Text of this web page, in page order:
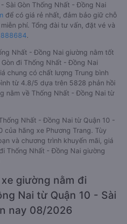
Sài Gòn Thống Nhất - Đồng Nai
để có giá rẻ nhất, đảm bảo giữ chỗ
phí. Tổng đài tư vấn, đặt vé và
.
Nhất - Đồng Nai giường nằm tốt
đi Thống Nhất - Đồng Nai
chung có chất lượng Trung bình
từ 4.8/5 dựa trên 5828 phản hồi
nằm về Thống Nhất - Đồng Nai từ
Nhất - Đồng Nai từ Quận 10 -
của hãng xe Phương Trang. Tùy
và chương trình khuyến mãi, giá
Thống Nhất - Đồng Nai giường
giường nằm đi
Nai từ Quận 10 - Sài
nay 08/2026